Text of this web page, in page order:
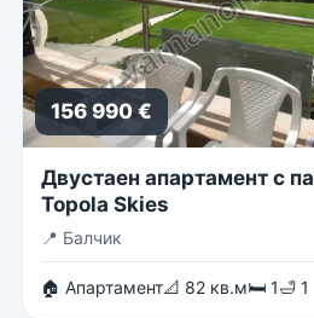
156 990 €
Двустаен апартамент с
Topola Skies
📍 Балчик
🏠 Апартамент📐 82 кв.м🛏 1🛁 1